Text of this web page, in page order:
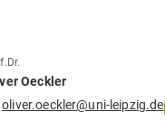
Oeckler
oliver.oeckler@uni-leipzig.de